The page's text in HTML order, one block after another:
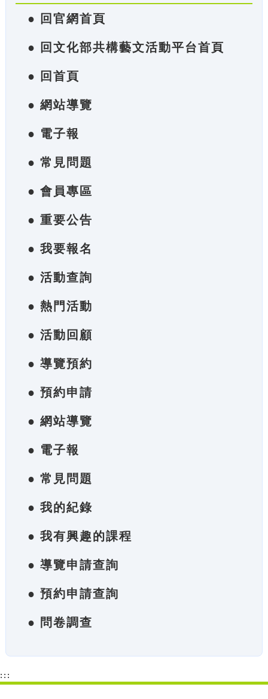
● 回官網首頁
● 回文化部共構藝文活動平台首頁
● 回首頁
● 網站導覽
● 電子報
● 常見問題
● 會員專區
● 重要公告
● 我要報名
● 活動查詢
● 熱門活動
● 活動回顧
● 導覽預約
● 預約申請
● 網站導覽
● 電子報
● 常見問題
● 我的紀錄
● 我有興趣的課程
● 導覽申請查詢
● 預約申請查詢
● 問卷調查
:::